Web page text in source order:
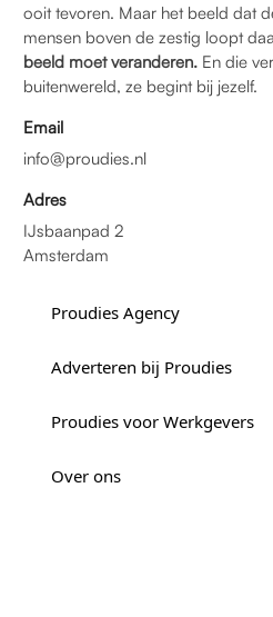
ooit tevoren. Maar het beeld dat
mensen boven de zestig loopt
beeld moet veranderen. En die
buitenwereld, ze begint bij jezelf.
Email
info@proudies.nl
Adres
IJsbaanpad 2
Amsterdam
Proudies Agency
Adverteren bij Proudies
Proudies voor Werkgevers
Over ons